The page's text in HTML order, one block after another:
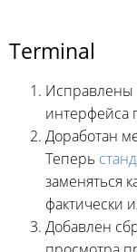
Terminal
Исправлены
интерфейса
Доработан
Теперь
заменяться
фактически
Добавлен